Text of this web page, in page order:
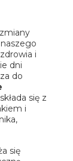
i
dni
do
się z
i
się